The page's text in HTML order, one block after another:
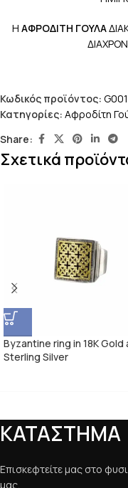
Η ΑΦΡΟΔΙΤΗ ΓΟΥΛΑ
Κωδικός προϊόντος:
Κατηγορίες: Αφροδίτη
Share:
Σχετικά
Byzantine ring in 18K Gold
Sterling Silver
ΚΑΤΑΣΤΗΜΑ
Επισκεφτείτε μας στο
μας.